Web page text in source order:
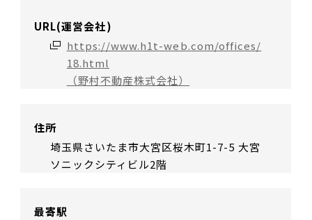
URL(運営会社)
https://www.h1t-web.com/offices/
18.html
（野村不動産株式会社）
住所
埼玉県さいたま市大宮区桜木町1-7-5 大宮
ソニックシティビル2階
最寄駅